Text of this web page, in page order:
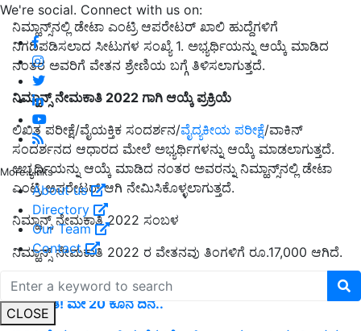
We're social. Connect with us on:
More Links
About us
Directory
Our Team
Contact
CLOSE
ನಿಮ್ಹಾನ್ಸ್‌ನಲ್ಲಿ ಡೇಟಾ ಎಂಟ್ರಿ ಆಪರೇಟರ್ ಖಾಲಿ ಹುದ್ದೆಗಳಿಗೆ
ನಿಗದಿಪಡಿಸಲಾದ ಸೀಟುಗಳ ಸಂಖ್ಯೆ 1. ಅಭ್ಯರ್ಥಿಯನ್ನು ಆಯ್ಕೆ ಮಾಡಿದ
ನಂತರ ಅವರಿಗೆ ವೇತನ ಶ್ರೇಣಿಯ ಬಗ್ಗೆ ತಿಳಿಸಲಾಗುತ್ತದೆ.
ನಿಮ್ಹಾನ್ಸ್ ನೇಮಕಾತಿ 2022 ಗಾಗಿ ಆಯ್ಕೆ ಪ್ರಕ್ರಿಯೆ
ಲಿಖಿತ ಪರೀಕ್ಷೆ/ವೈಯಕ್ತಿಕ ಸಂದರ್ಶನ/ವೈದ್ಯಕೀಯ ಪರೀಕ್ಷೆ/ವಾಕಿನ್
ಸಂದರ್ಶನದ ಆಧಾರದ ಮೇಲೆ ಅಭ್ಯರ್ಥಿಗಳನ್ನು ಆಯ್ಕೆ ಮಾಡಲಾಗುತ್ತದೆ.
ಅಭ್ಯರ್ಥಿಯನ್ನು ಆಯ್ಕೆ ಮಾಡಿದ ನಂತರ ಅವರನ್ನು ನಿಮ್ಹಾನ್ಸ್‌ನಲ್ಲಿ ಡೇಟಾ
ಎಂಟ್ರಿ ಆಪರೇಟರ್ ಆಗಿ ನೇಮಿಸಿಕೊಳ್ಳಲಾಗುತ್ತದೆ.
ನಿಮ್ಹಾನ್ಸ್ ನೇಮಕಾತಿ 2022 ಸಂಬಳ
ನಿಮ್ಹಾನ್ಸ್ ನೇಮಕಾತಿ 2022 ರ ವೇತನವು ತಿಂಗಳಿಗೆ ರೂ.17,000 ಆಗಿದೆ.
India Post Payments bank: ದೇಶಾದ್ಯಂತ ಖಾಲಿ ಹುದ್ದೆಗಳ
ನೇಮಕಾತಿ! ಮೇ 20 ಕೊನ ದಿನ..